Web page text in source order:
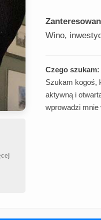
Wino,
Czego szukam:
Szukam kogoś,
aktywną i
wprowadzi mnie